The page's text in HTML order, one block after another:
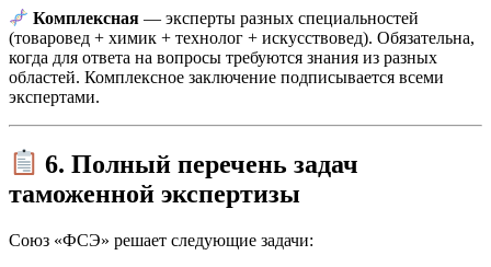
Комплексная — эксперты разных специальностей
(товаровед + химик + технолог + искусствовед). Обязательна,
когда для ответа на вопросы требуются знания из разных
областей. Комплексное заключение подписывается всеми
экспертами.
6. Полный перечень задач
таможенной экспертизы
Союз «ФСЭ» решает следующие задачи: